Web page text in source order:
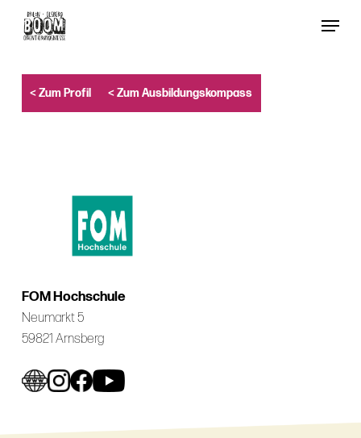
content
Menu
< Zum Profil < Zum Ausbildungskompass
FOM Hochschule
Neumarkt 5
59821 Arnsberg